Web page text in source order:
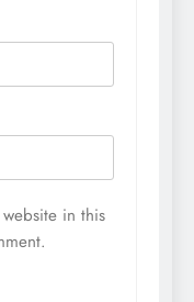
in this